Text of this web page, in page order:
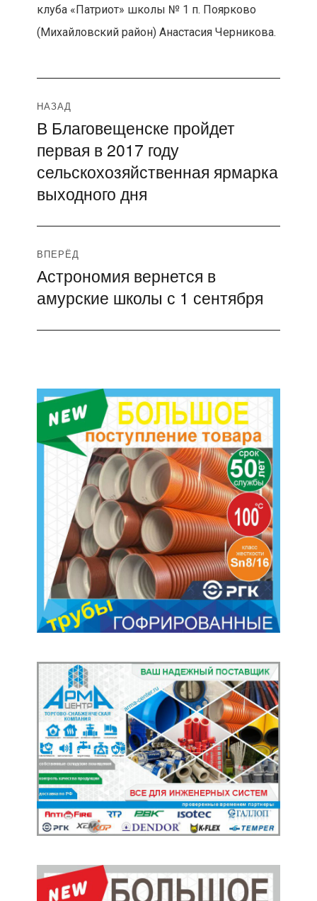
клуба «Патриот» школы № 1 п. Поярково
(Михайловский район) Анастасия Черникова.
Навигация
по
записям
НАЗАД
Предыдущая
запись:
В Благовещенске пройдет
первая в 2017 году
сельскохозяйственная ярмарка
выходного дня
ВПЕРЁД
Следующая
запись:
Астрономия вернется в
амурские школы с 1 сентября